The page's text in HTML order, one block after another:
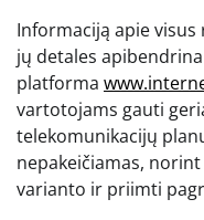
Informaciją apie
jų detales
platforma
vartotojams gauti
telekomunikacijų
nepakeičiamas,
varianto ir priimti